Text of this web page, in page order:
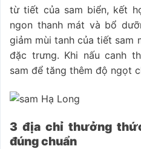
từ tiết của sam biển, kết
ngon thanh mát và bổ
giảm mùi tanh của tiết sam
đặc trưng. Khi nấu canh
sam để tăng thêm độ ngọt
3 địa chỉ thưởng
đúng chuẩn